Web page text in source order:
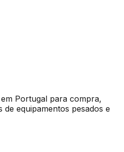
Portugal para compra,
equipamentos pesados e